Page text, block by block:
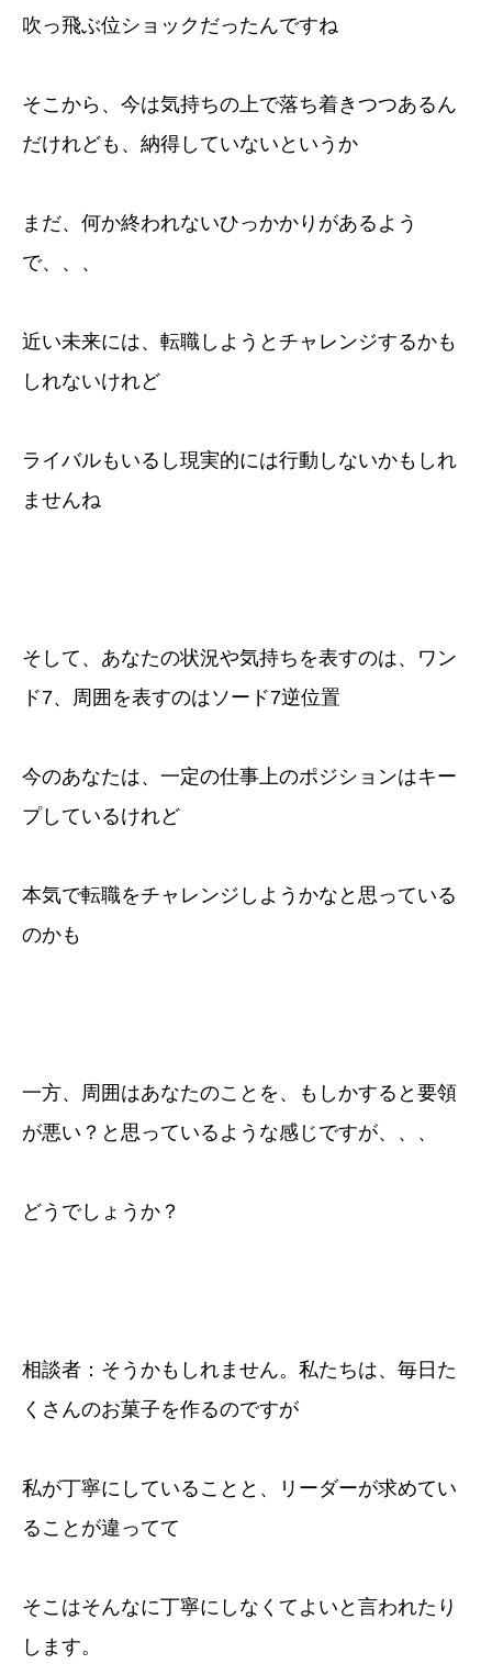
吹っ飛ぶ位ショックだったんですね
そこから、今は気持ちの上で落ち着きつつあるん
だけれども、納得していないというか
まだ、何か終われないひっかかりがあるよう
で、、、
近い未来には、転職しようとチャレンジするかも
しれないけれど
ライバルもいるし現実的には行動しないかもしれ
ませんね
そして、あなたの状況や気持ちを表すのは、ワン
ド7、周囲を表すのはソード7逆位置
今のあなたは、一定の仕事上のポジションはキー
プしているけれど
本気で転職をチャレンジしようかなと思っている
のかも
一方、周囲はあなたのことを、もしかすると要領
が悪い？と思っているような感じですが、、、
どうでしょうか？
相談者：そうかもしれません。私たちは、毎日た
くさんのお菓子を作るのですが
私が丁寧にしていることと、リーダーが求めてい
ることが違ってて
そこはそんなに丁寧にしなくてよいと言われたり
します。